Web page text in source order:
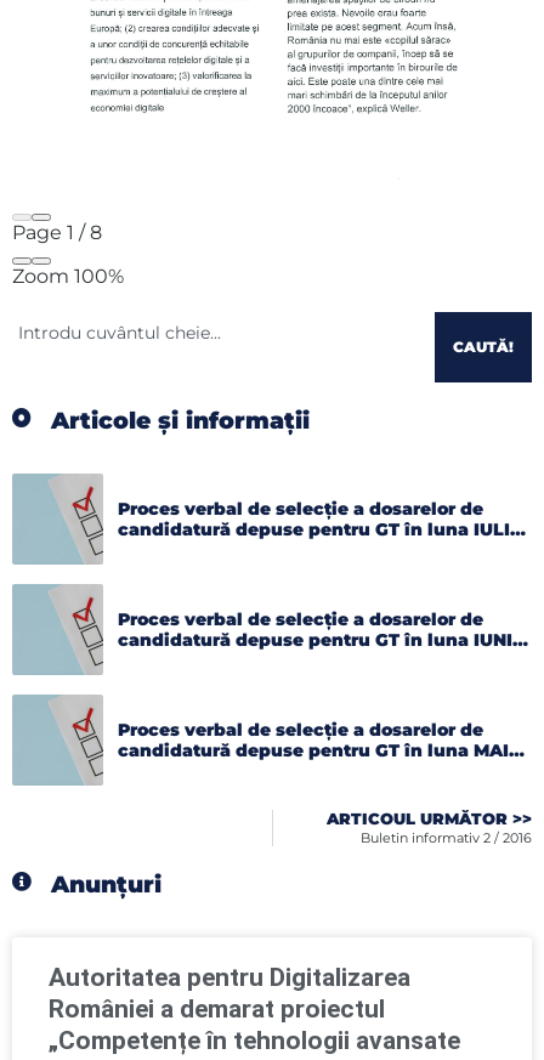
Page 1 /8
Zoom 100%
CAUTĂ!
Articole și informații
Proces verbal de selecție a dosarelor de
candidatură depuse pentru GT în luna IULIE
Proces verbal de selecție a dosarelor de
candidatură depuse pentru GT în luna IUNIE
Proces verbal de selecție a dosarelor de
candidatură depuse pentru GT în luna MAI
ARTICOUL URMĂTOR >>
Buletin informativ 2 / 2016
Anunțuri
Autoritatea pentru Digitalizarea
României a demarat proiectul
„Competențe în tehnologii avansate